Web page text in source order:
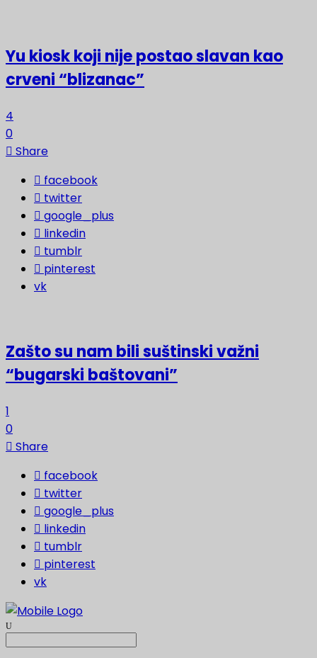
Yu kiosk koji nije postao slavan kao
crveni “blizanac”
4
0
Share
facebook
twitter
google_plus
linkedin
tumblr
pinterest
vk
Zašto su nam bili suštinski važni
“bugarski baštovani”
1
0
Share
facebook
twitter
google_plus
linkedin
tumblr
pinterest
vk